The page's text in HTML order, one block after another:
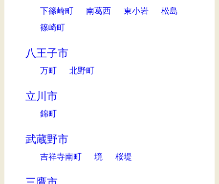
下篠崎町 南葛西 東小岩
松島
篠崎町
八王子市
万町 北野町
立川市
錦町
武蔵野市
吉祥寺南町 境 桜堤